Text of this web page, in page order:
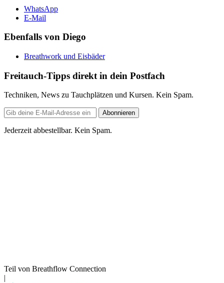
WhatsApp
E-Mail
Ebenfalls von Diego
Breathwork und Eisbäder
Freitauch-Tipps direkt in dein Postfach
Techniken, News zu Tauchplätzen und Kursen. Kein Spam.
E-
Mail-
Adresse
Abonnieren
Jederzeit abbestellbar. Kein Spam.
Teil von Breathflow Connection
|